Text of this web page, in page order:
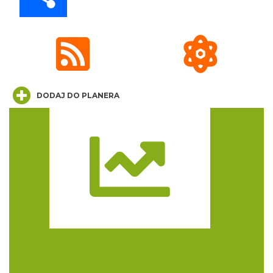
Festiwal Biegowy JuraRun 2026. Wielkie
DODAJ DO PLANERA